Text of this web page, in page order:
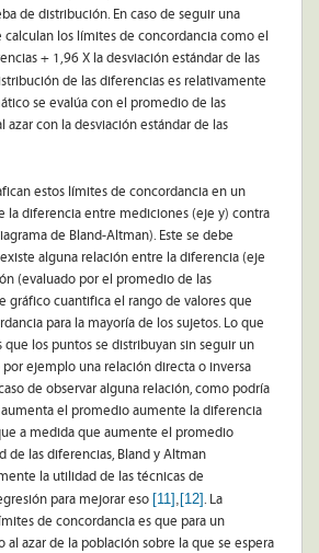
de distribución. En caso de seguir una
los límites de concordancia como el
+ 1,96 X la desviación estándar de las
de las diferencias es relativamente
se evalúa con el promedio de las
azar con la desviación estándar de las
estos límites de concordancia en un
la diferencia entre mediciones (eje y) contra
de Bland-Altman). Este se debe
alguna relación entre la diferencia (eje
(evaluado por el promedio de las
gráfico cuantifica el rango de valores que
para la mayoría de los sujetos. Lo que
que los puntos se distribuyan sin seguir un
ejemplo una relación directa o inversa
de observar alguna relación, como podría
el promedio aumente la diferencia
a medida que aumente el promedio
de las diferencias, Bland y Altman
la utilidad de las técnicas de
para mejorar eso [11] , [12]. La
de concordancia es que para un
al azar de la población sobre la que se espera